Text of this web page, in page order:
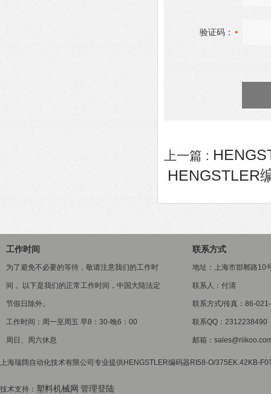
验证码：
上一篇 :
HENGSTLER
工作时间
为了避免不必要的等待，敬请注意我们的工作时
间 。以下是我们的正常工作时间，中国大陆法定
节假日除外。
工作时间：周一至周五 早8：30-晚6：00
周日、周六休息
联系方式
地址：上海市邯郸路10
联系人：付清
联系方式/传真：86-
联系QQ：2312238490
邮箱：
上海瑞阔自动化技术有限公司专业提供HENGSTLER编码器RI58-O/375EK.42KB-
技术支持： 塑料机械网 管理登陆